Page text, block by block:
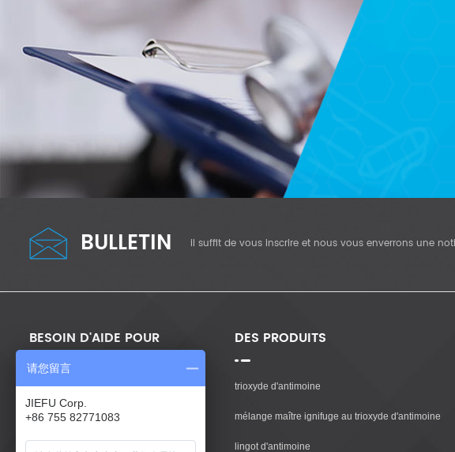
BULLETIN il suffit de vous inscrire et nous vous enverrons une
BESOIN D'AIDE POUR
Maison
Des Produits
DES PRODUITS
trioxyde d'antimoine
mélange maître ignifuge au trioxyde d'antimoine
lingot d'antimoine
请您留言
JIEFU Corp.
+86 755 82771083